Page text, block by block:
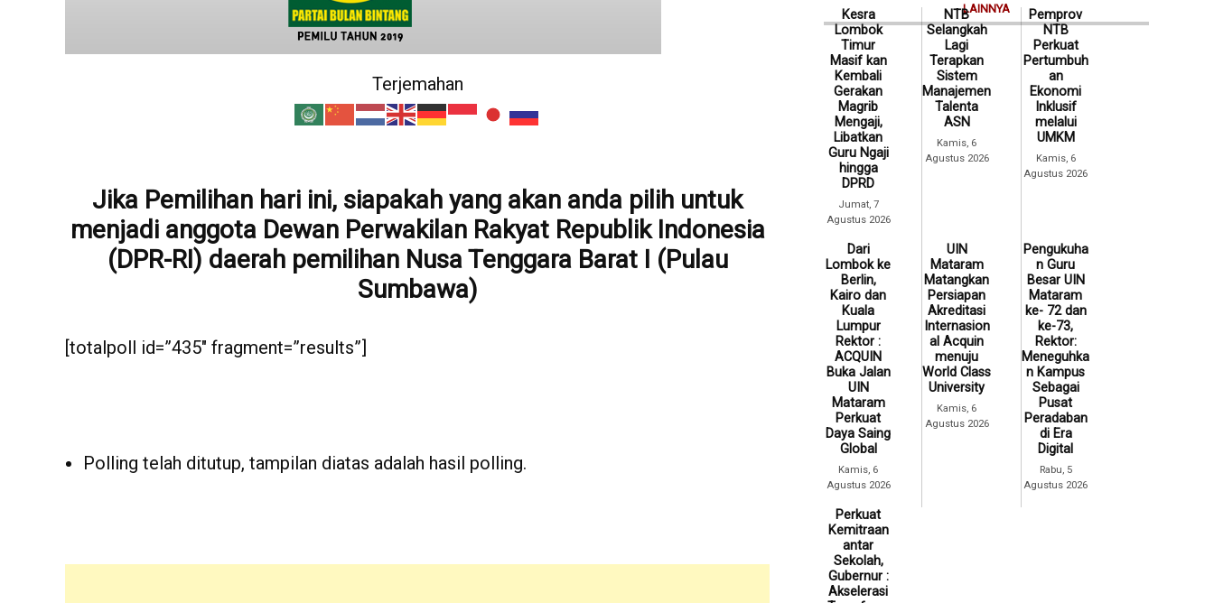
Terjemahan
Jika Pemilihan hari ini, siapakah yang akan anda pilih untuk
menjadi anggota Dewan Perwakilan Rakyat Republik Indonesia
(DPR-RI) daerah pemilihan Nusa Tenggara Barat I (Pulau
Sumbawa)
[totalpoll id=”435″ fragment=”results”]
Polling telah ditutup, tampilan diatas adalah hasil polling.
LAINNYA
Kesra
Lombok
Timur
Masif kan
Kembali
Gerakan
Magrib
Mengaji,
Libatkan
Guru Ngaji
hingga
DPRD
Jumat, 7
Agustus 2026
NTB
Selangkah
Lagi
Terapkan
Sistem
Manajemen
Talenta
ASN
Kamis, 6
Agustus 2026
Pemprov
NTB
Perkuat
Pertumbuh
an
Ekonomi
Inklusif
melalui
UMKM
Kamis, 6
Agustus 2026
Dari
Lombok ke
Berlin,
Kairo dan
Kuala
Lumpur
Rektor :
ACQUIN
Buka Jalan
UIN
Mataram
Perkuat
Daya Saing
Global
Kamis, 6
Agustus 2026
UIN
Mataram
Matangkan
Persiapan
Akreditasi
Internasion
al Acquin
menuju
World Class
University
Kamis, 6
Agustus 2026
Pengukuha
n Guru
Besar UIN
Mataram
ke- 72 dan
ke-73,
Rektor:
Meneguhka
n Kampus
Sebagai
Pusat
Peradaban
di Era
Digital
Rabu, 5
Agustus 2026
Perkuat
Kemitraan
antar
Sekolah,
Gubernur :
Akselerasi